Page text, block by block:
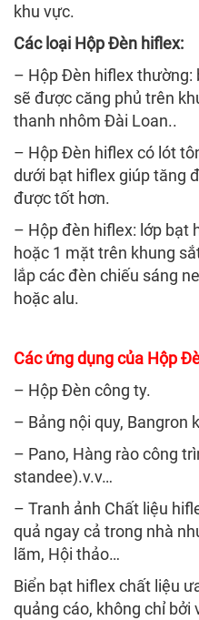
khu vực.
Các loại Hộp Đèn hiflex:
– Hộp Đèn hiflex thường:
sẽ được căng phủ trên
thanh nhôm Đài Loan..
– Hộp Đèn hiflex có lót
dưới bạt hiflex giúp tăng
được tốt hơn.
– Hộp đèn hiflex: lớp bạt
hoặc 1 mặt trên khung
lắp các đèn chiếu sáng
hoặc alu.
Các ứng dụng của Hộp
– Hộp Đèn công ty.
– Bảng nội quy, Bangron
– Pano, Hàng rào công
standee).v.v…
– Tranh ảnh Chất liệu
quả ngay cả trong nhà
lãm, Hội thảo…
Biển bạt hiflex chất liệu
quảng cáo, không chỉ bởi